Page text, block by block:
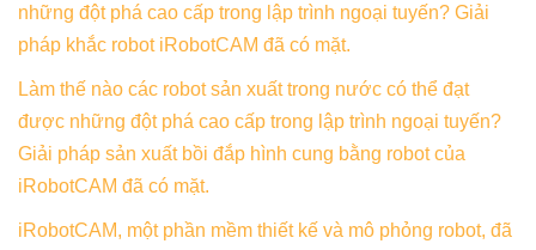
những đột phá cao cấp trong lập trình ngoại tuyến? Giải
pháp khắc robot iRobotCAM đã có mặt.
Làm thế nào các robot sản xuất trong nước có thể đạt
được những đột phá cao cấp trong lập trình ngoại tuyến?
Giải pháp sản xuất bồi đắp hình cung bằng robot của
iRobotCAM đã có mặt.
iRobotCAM, một phần mềm thiết kế và mô phỏng robot, đã